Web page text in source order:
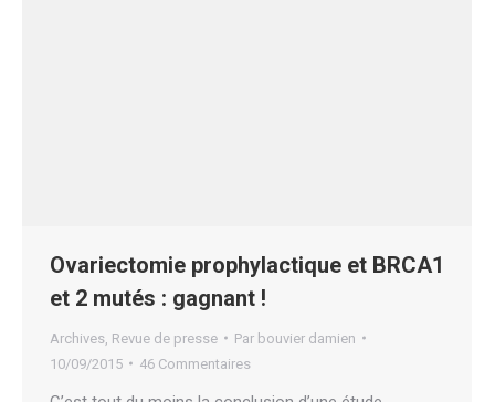
Ovariectomie prophylactique et BRCA1
et 2 mutés : gagnant !
Archives Revue de presse Par bouvier damien
10/09/2015
46 Commentaires